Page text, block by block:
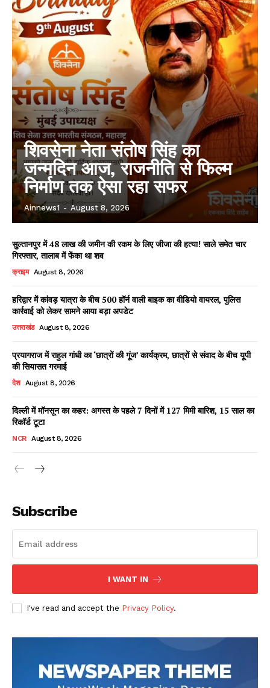
Facebook
X WhatsApp
Read Latest News on AIN
DOWNLOAD NOW
शिवसेना नेता संतोष सिंह का
जन्मदिन आज, राजनीति से फिल्म
निर्माण तक ऐसा रहा सफर
Ainnews1 - August 8, 2026
सुल्तानपुर में 48 लाख की जमीन की रकम के लिए जीजा की हत्या! साले समेत चार
गिरफ्तार, तालाब में फेंका था शव
क्राइम August 8, 2026
हरिद्वार में कांवड़ यात्रा के बीच 500 हॉर्न वाली बाइक का वीडियो वायरल, पुलिस
कार्रवाई को लेकर सामने आया बड़ा अपडेट
उत्तराखंड August 8, 2026
प्रयागराज में राहुल गांधी का ‘छात्रों की गूंज’ कार्यक्रम, छात्रों से संवाद के बीच यूपी
की सियासत गरमाई
देश August 8, 2026
दिल्ली में मॉनसून का कहर: अगस्त के पहले 7 दिनों में 127 मिमी बारिश, 15 साल का
रिकॉर्ड टूटा
NCR August 8, 2026
Subscribe
I WANT IN
I've read and accept the Privacy Policy.